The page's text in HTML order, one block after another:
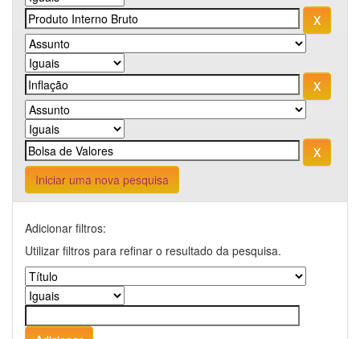
Iniciar uma nova pesquisa
Adicionar filtros:
Utilizar filtros para refinar o resultado da pesquisa.